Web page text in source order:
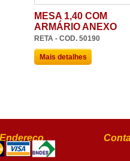
MESA 1,40 COM
ARMÁRIO ANEXO
RETA - COD. 50190
Mais detalhes
Endereço